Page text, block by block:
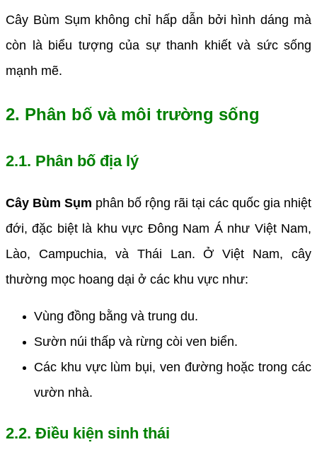
Cây Bùm Sụm không chỉ hấp dẫn bởi hình dáng mà
còn là biểu tượng của sự thanh khiết và sức sống
mạnh mẽ.
2. Phân bố và môi trường sống
2.1. Phân bố địa lý
Cây Bùm Sụm phân bố rộng rãi tại các quốc gia nhiệt
đới, đặc biệt là khu vực Đông Nam Á như Việt Nam,
Lào, Campuchia, và Thái Lan. Ở Việt Nam, cây
thường mọc hoang dại ở các khu vực như:
Vùng đồng bằng và trung du.
Sườn núi thấp và rừng còi ven biển.
Các khu vực lùm bụi, ven đường hoặc trong các
vườn nhà.
2.2. Điều kiện sinh thái